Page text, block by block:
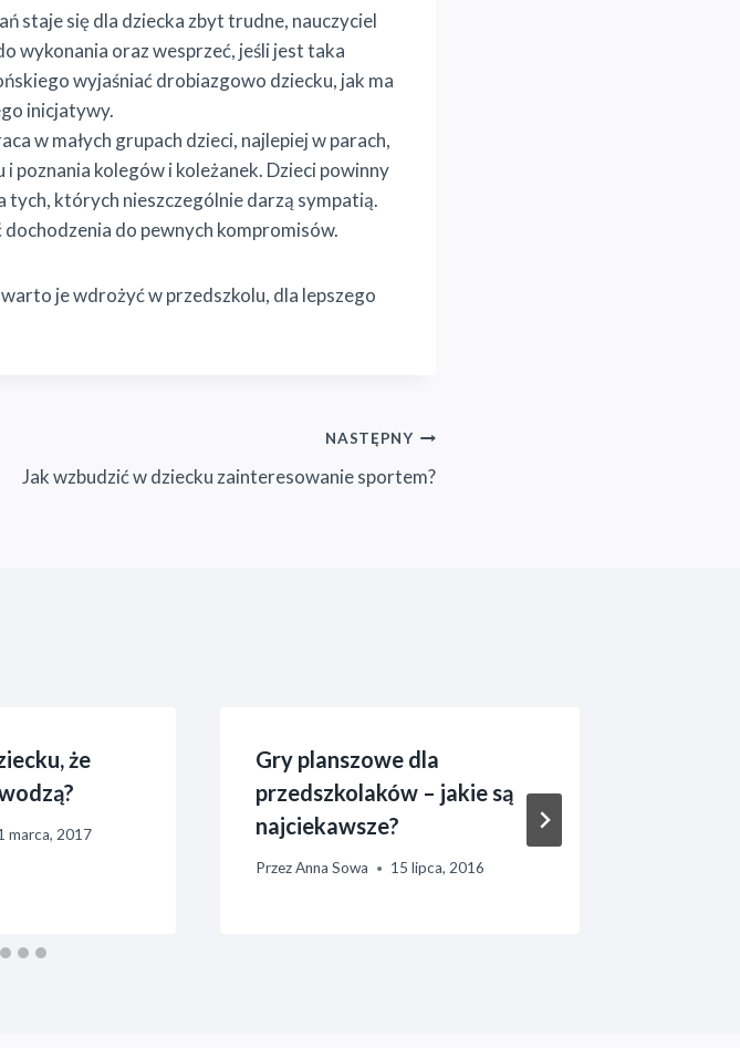
staje się dla dziecka zbyt trudne, nauczyciel
wykonania oraz wesprzeć, jeśli jest taka
wyjaśniać drobiazgowo dziecku, jak ma
inicjatywy.
w małych grupach dzieci, najlepiej w parach,
poznania kolegów i koleżanek. Dzieci powinny
tych, których nieszczególnie darzą sympatią.
do pewnych kompromisów.
je wdrożyć w przedszkolu, dla lepszego
NASTĘPNY
Jak wzbudzić w dziecku zainteresowanie sportem?
że
marca, 2017
Gry planszowe dla
przedszkolaków – jakie są
najciekawsze?
Przez Anna Sowa 15 lipca, 2016